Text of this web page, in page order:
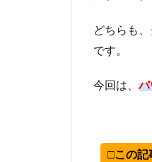
どちらも
です。
今回は、
□この記